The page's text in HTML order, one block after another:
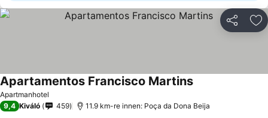
Apartmanhotel
Apartamentos Francisco Martins
9,4 Kiváló 459 11.9 km-re innen: Poça da Dona Beija